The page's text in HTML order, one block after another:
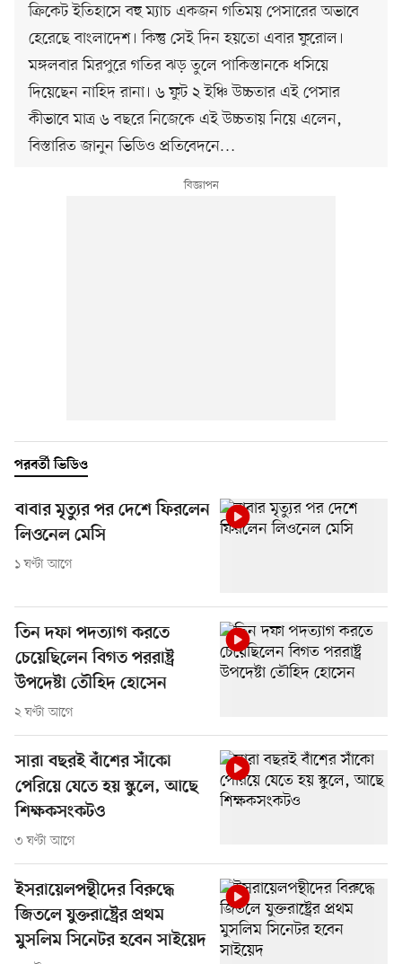
ক্রিকেট ইতিহাসে বহু ম্যাচ একজন গতিময় পেসারের অভাবে
হেরেছে বাংলাদেশ। কিন্তু সেই দিন হয়তো এবার ফুরোল।
মঙ্গলবার মিরপুরে গতির ঝড় তুলে পাকিস্তানকে ধসিয়ে
দিয়েছেন নাহিদ রানা। ৬ ফুট ২ ইঞ্চি উচ্চতার এই পেসার
কীভাবে মাত্র ৬ বছরে নিজেকে এই উচ্চতায় নিয়ে এলেন,
বিস্তারিত জানুন ভিডিও প্রতিবেদনে…
পরবর্তী ভিডিও
বাবার মৃত্যুর পর দেশে ফিরলেন
লিওনেল মেসি
১ ঘণ্টা আগে
তিন দফা পদত্যাগ করতে
চেয়েছিলেন বিগত পররাষ্ট্র
উপদেষ্টা তৌহিদ হোসেন
২ ঘণ্টা আগে
সারা বছরই বাঁশের সাঁকো
পেরিয়ে যেতে হয় স্কুলে, আছে
শিক্ষকসংকটও
৩ ঘণ্টা আগে
ইসরায়েলপন্থীদের বিরুদ্ধে
জিতলে যুক্তরাষ্ট্রের প্রথম
মুসলিম সিনেটর হবেন সাইয়েদ